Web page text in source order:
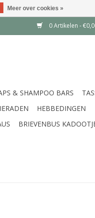
0 Artikelen -
& SHAMPOO BARS
HEBBEDINGEN
BRIEVENBUS
Meer over cookies »